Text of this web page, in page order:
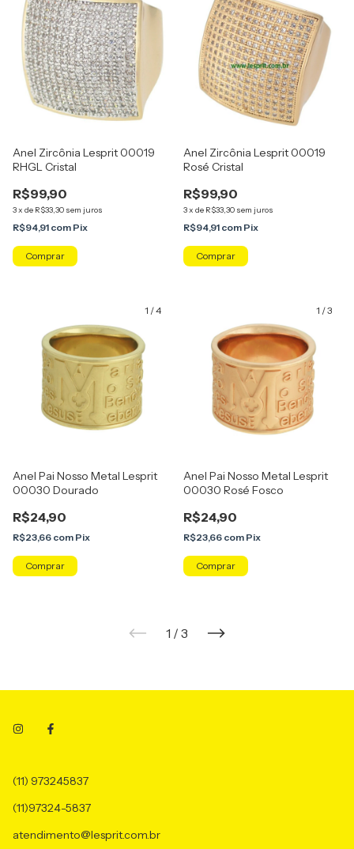
Anel Zircônia Lesprit 00019
RHGL Cristal
R$99,90
3x de R$33,30 sem juros
R$94,91 com Pix
Comprar
Anel Zircônia Lesprit 00019
Rosé Cristal
R$99,90
3x de R$33,30 sem juros
R$94,91 com Pix
Comprar
1 /4
Anel Pai Nosso Metal Lesprit
00030 Dourado
R$24,90
R$23,66 com Pix
Comprar
1 /3
Anel Pai Nosso Metal Lesprit
00030 Rosé Fosco
R$24,90
R$23,66 com Pix
Comprar
1 / 3
(11) 973245837
(11)97324-5837
atendimento@lesprit.com.br